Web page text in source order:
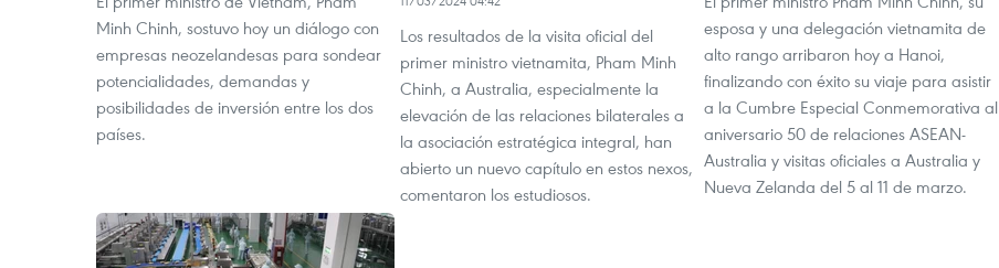
Minh Chinh, sostuvo hoy un diálogo con
empresas neozelandesas para sondear
potencialidades, demandas y
posibilidades de inversión entre los dos
países.
Los resultados de la visita oficial del
primer ministro vietnamita, Pham Minh
Chinh, a Australia, especialmente la
elevación de las relaciones bilaterales a
la asociación estratégica integral, han
abierto un nuevo capítulo en estos nexos,
comentaron los estudiosos.
esposa y una delegación vietnamita de
alto rango arribaron hoy a Hanoi,
finalizando con éxito su viaje para asistir
a la Cumbre Especial Conmemorativa al
aniversario 50 de relaciones ASEAN-
Australia y visitas oficiales a Australia y
Nueva Zelanda del 5 al 11 de marzo.